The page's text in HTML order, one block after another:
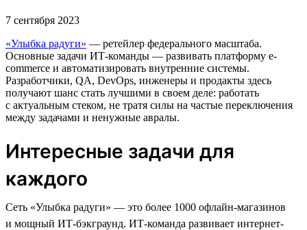
7 сентября 2023
«Улыбка радуги» — ретейлер федерального масштаба.
Основные задачи ИТ-команды — развивать платформу e-
commerce и автоматизировать внутренние системы.
Разработчики, QA, DevOps, инженеры и продакты здесь
получают шанс стать лучшими в своем деле: работать
с актуальным стеком, не тратя силы на частые переключения
между задачами и ненужные авралы.
Интересные задачи для
каждого
Сеть «Улыбка радуги» — это более 1000 офлайн-магазинов
и мощный ИТ-бэкграунд. ИТ-команда развивает интернет-